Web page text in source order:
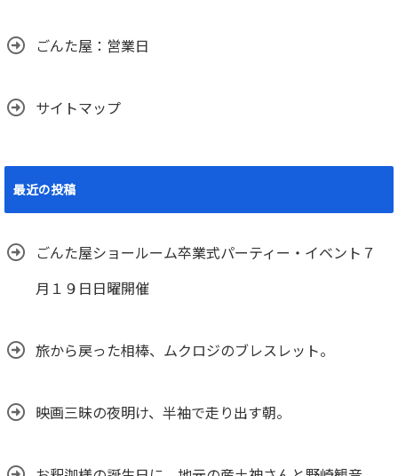
ごんた屋：営業日
サイトマップ
最近の投稿
ごんた屋ショールーム卒業式パーティー・イベント７
月１９日日曜開催
旅から戻った相棒、ムクロジのブレスレット。
映画三昧の夜明け、半袖で走り出す朝。